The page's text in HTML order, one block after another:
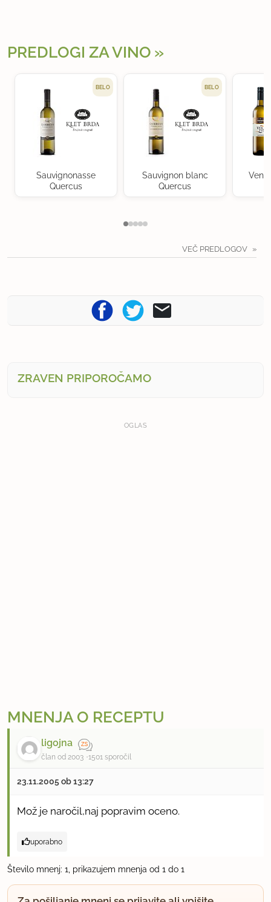
PREDLOGI ZA VINO
BELO
Sauvignonasse
Quercus
BELO
Sauvignon blanc
Quercus
VEČ PREDLOGOV
ZRAVEN PRIPOROČAMO
OGLAS
MNENJA O RECEPTU
ligojna
član od 2003 1501 sporočil
23.11.2005 ob 13:27
Mož je naročil,naj popravim oceno.
uporabno
Število mnenj: 1, prikazujem mnenja od 1 do 1